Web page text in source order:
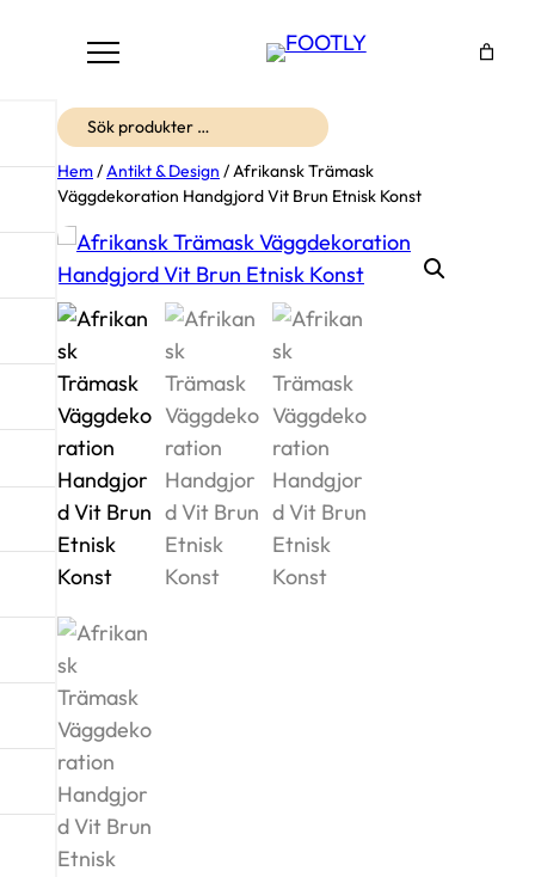
Sök
Hem / Antikt & Design / Afrikansk Trämask
Väggdekoration Handgjord Vit Brun Etnisk Konst